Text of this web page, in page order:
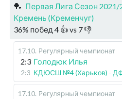
🏓 Первая Лига Сезон 2021/
Кремень (Кременчуг)
36% побед 4 👍 vs 7👎
17.10. Регулярный чемпионат
2:3 Голодюк Илья
2:3 КДЮСШ №4 (Харьков) -
17.10. Регулярный чемпионат